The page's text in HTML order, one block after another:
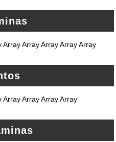
Array Array Array Array
Array Array Array Array